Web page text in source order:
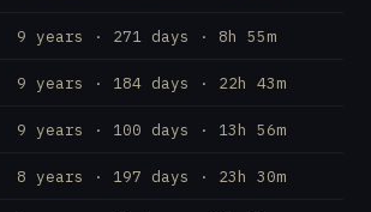
9 years · 271 days · 8h 55m
9 years · 184 days · 22h 43m
9 years · 100 days · 13h 56m
8 years · 197 days · 23h 30m